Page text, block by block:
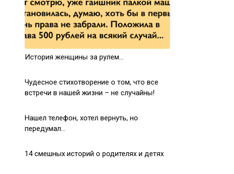
История женщины за рулем…
Чудесное стихотворение о том, что все
встречи в нашей жизни – не случайны!
Нашел телефон, хотел вернуть, но
передумал…
14 смешных историй о родителях и детях